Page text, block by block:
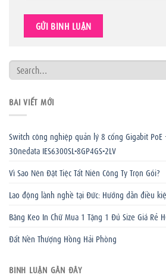
BÀI VIẾT MỚI
Switch công nghiệp quản lý 8 cổng Gigabit PoE
3Onedata IES6300SL-8GP4GS-2LV
Vì Sao Nên Đặt Tiệc Tất Niên Công Ty Trọn Gói?
Lao động lành nghề tại Đức: Hướng dẫn điều
Băng Keo In Chữ Mua 1 Tặng 1 Đủ Size Giá Rẻ
Đất Nền Thượng Hồng Hải Phòng
BÌNH LUẬN GẦN ĐÂY